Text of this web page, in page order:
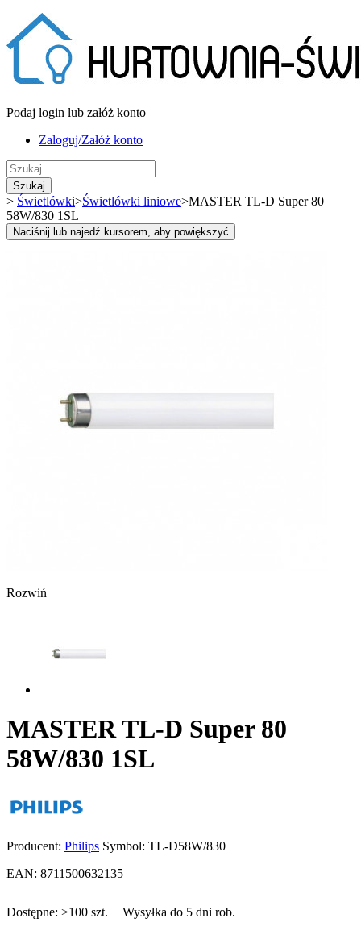
Podaj login lub załóż konto
Zaloguj/Załóż konto
Szukaj
> Świetlówki>Świetlówki liniowe>MASTER TL-D Super 80
58W/830 1SL
Naciśnij lub najedź kursorem, aby powiększyć
Rozwiń
MASTER TL-D Super 80
58W/830 1SL
Producent: Philips Symbol: TL-D58W/830
EAN: 8711500632135
Dostępne: >100 szt. Wysyłka do 5 dni rob.